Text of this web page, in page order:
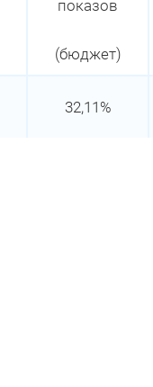
показов
(бюджет)
32,11%